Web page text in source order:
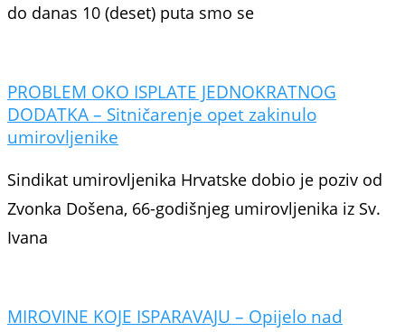
do danas 10 (deset) puta smo se
PROBLEM OKO ISPLATE JEDNOKRATNOG
DODATKA – Sitničarenje opet zakinulo
umirovljenike
Sindikat umirovljenika Hrvatske dobio je poziv od
Zvonka Došena, 66-godišnjeg umirovljenika iz Sv.
Ivana
MIROVINE KOJE ISPARAVAJU – Opijelo nad